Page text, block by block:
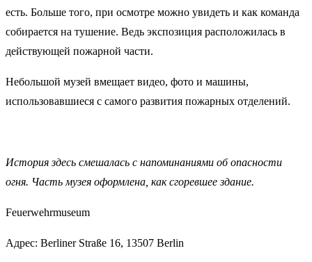
есть. Больше того, при осмотре можно увидеть и как команда
собирается на тушение. Ведь экспозиция расположилась в
действующей пожарной части.
Небольшой музей вмещает видео, фото и машины,
использовавшиеся с самого развития пожарных отделений.
История здесь смешалась с напоминаниями об опасности
огня. Часть музея оформлена, как сгоревшее здание.
Feuerwehrmuseum
Адрес: Berliner Straße 16, 13507 Berlin